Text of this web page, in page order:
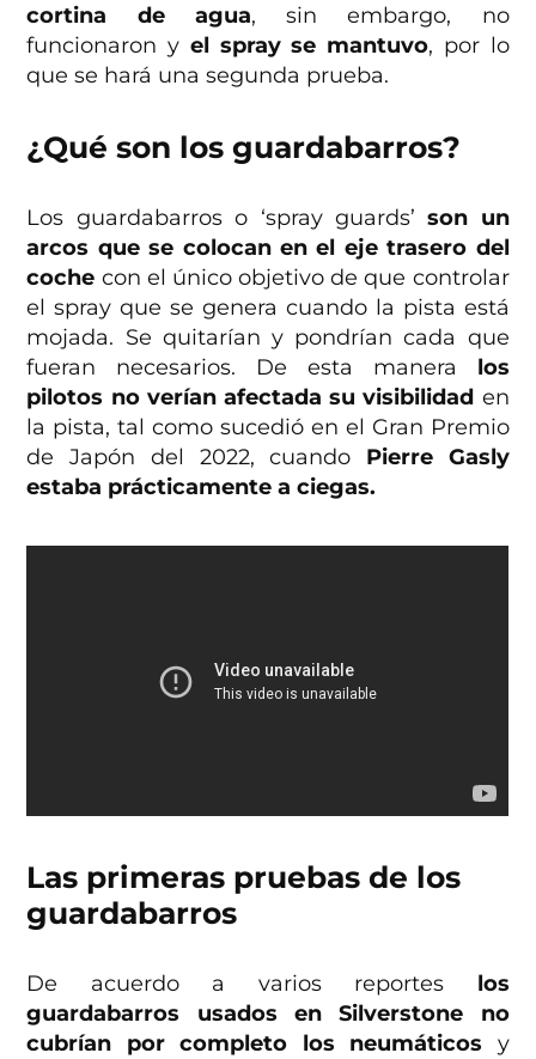
cortina de agua, sin embargo, no
funcionaron y el spray se mantuvo, por lo
que se hará una segunda prueba.
¿Qué son los guardabarros?
Los guardabarros o ‘spray guards’son un
arcos que se colocan en el eje trasero del
coche con el único objetivo de que controlar
el spray que se genera cuando la pista está
mojada. Se quitarían y pondrían cada que
fueran necesarios. De esta manera los
pilotos no verían afectada su visibilidad en
la pista, tal como sucedió en el Gran Premio
de Japón del 2022, cuando Pierre Gasly
estaba prácticamente a ciegas.
Las primeras pruebas de los
guardabarros
De acuerdo a varios reportes los
guardabarros usados en Silverstone no
cubrían por completo los neumáticos y